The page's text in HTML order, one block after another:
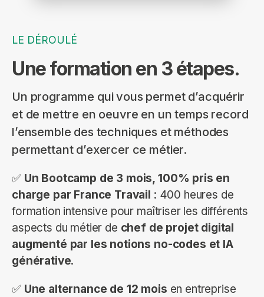
LE DÉROULÉ
Une formation en 3 étapes.
Un programme qui vous permet d’acquérir
et de mettre en oeuvre en un temps record
l’ensemble des techniques et méthodes
permettant d’exercer ce métier.
✅ Un Bootcamp de 3 mois, 100% pris en
charge par France Travail : 400 heures de
formation intensive pour maîtriser les différents
aspects du métier de chef de projet digital
augmenté par les notions no-codes et IA
générative.
✅ Une alternance de 12 mois en entreprise